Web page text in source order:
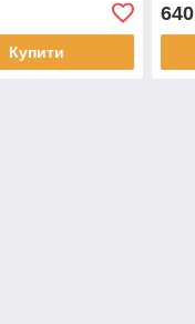
Купити
640